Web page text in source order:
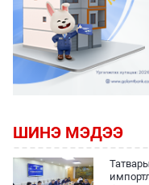
ШИНЭ МЭДЭЭ